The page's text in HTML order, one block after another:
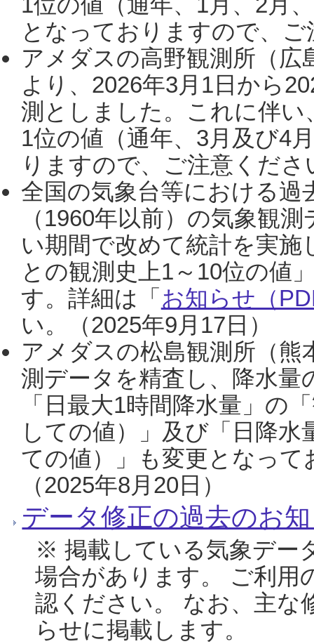
となっておりますので、
アメダスの高野観測所（
より、2026年3月1日から
測としました。これに伴い
1位の値（通年、3月及び4
りますので、ご注意くだ
全国の気象台等における過
（1960年以前）の気象観
い期間で改めて統計を実
との観測史上1～10位の値
す。詳細は「 お知らせ（
い。（2025年9月17日）
アメダスの松島観測所（熊
測データを精査し、降水
「日最大1時間降水量」の
しての値）」及び「日降
ての値）」も変更となっ
（2025年8月20日）
データ修正の過去のお
※ 掲載している気象デー
場合があります。 ご利用
認ください。 なお、主な
らせに掲載します。